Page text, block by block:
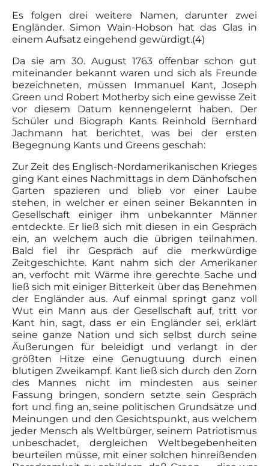
Es folgen drei weitere Namen, darunter zwei
Engländer. Simon Wain-Hobson hat das Glas in
einem Aufsatz eingehend gewürdigt.(4)
Da sie am 30. August 1763 offenbar schon gut
miteinander bekannt waren und sich als Freunde
bezeichneten, müssen Immanuel Kant, Joseph
Green und Robert Motherby sich eine gewisse Zeit
vor diesem Datum kennengelernt haben. Der
Schüler und Biograph Kants Reinhold Bernhard
Jachmann hat berichtet, was bei der ersten
Begegnung Kants und Greens geschah:
Zur Zeit des Englisch-Nordamerikanischen Krieges
ging Kant eines Nachmittags in dem Dänhofschen
Garten spazieren und blieb vor einer Laube
stehen, in welcher er einen seiner Bekannten in
Ge­sellschaft einiger ihm unbekannter Männer
entdeckte. Er ließ sich mit diesen in ein Gespräch
ein, an welchem auch die übrigen teilnahmen.
Bald fiel ihr Gespräch auf die merkwürdige
Zeitgeschichte. Kant nahm sich der Amerikaner
an, verfocht mit Wärme ihre ge­rechte Sache und
ließ sich mit einiger Bitterkeit über das Benehmen
der Engländer aus. Auf einmal springt ganz voll
Wut ein Mann aus der Gesellschaft auf, tritt vor
Kant hin, sagt, dass er ein Engländer sei, erklärt
seine ganze Nation und sich selbst durch seine
Äuße­rungen für beleidigt und verlangt in der
größten Hitze eine Genug­tuung durch einen
blutigen Zweikampf. Kant ließ sich durch den Zorn
des Mannes nicht im mindesten aus seiner
Fassung bringen, sondern setzte sein Gespräch
fort und fing an, seine politischen Grundsätze und
Meinungen und den Gesichtspunkt, aus welchem
jeder Mensch als Weltbürger, seinem Patriotismus
unbeschadet, der­gleichen Weltbegebenheiten
beurteilen müsse, mit einer solchen hin­reißenden